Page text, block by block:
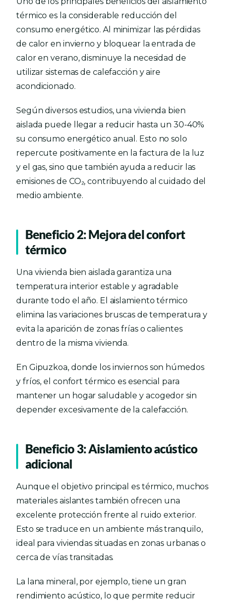
térmico es la considerable reducción del
consumo energético. Al minimizar las pérdidas
de calor en invierno y bloquear la entrada de
calor en verano, disminuye la necesidad de
utilizar sistemas de calefacción y aire
acondicionado.
Según diversos estudios, una vivienda bien
aislada puede llegar a reducir hasta un 30-40%
su consumo energético anual. Esto no solo
repercute positivamente en la factura de la luz
y el gas, sino que también ayuda a reducir las
emisiones de CO₂, contribuyendo al cuidado del
medio ambiente.
Beneficio 2: Mejora del confort
térmico
Una vivienda bien aislada garantiza una
temperatura interior estable y agradable
durante todo el año. El aislamiento térmico
elimina las variaciones bruscas de temperatura y
evita la aparición de zonas frías o calientes
dentro de la misma vivienda.
En Gipuzkoa, donde los inviernos son húmedos
y fríos, el confort térmico es esencial para
mantener un hogar saludable y acogedor sin
depender excesivamente de la calefacción.
Beneficio 3: Aislamiento acústico
adicional
Aunque el objetivo principal es térmico, muchos
materiales aislantes también ofrecen una
excelente protección frente al ruido exterior.
Esto se traduce en un ambiente más tranquilo,
ideal para viviendas situadas en zonas urbanas o
cerca de vías transitadas.
La lana mineral, por ejemplo, tiene un gran
rendimiento acústico, lo que permite reducir